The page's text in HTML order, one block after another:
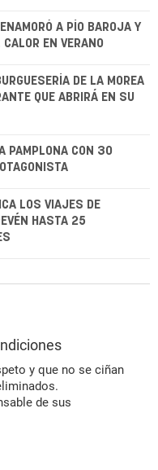
A PÍO BAROJA Y
EN VERANO
DE LA MOREA
QUE ABRIRÁ EN SU
PAMPLONA CON 30
LOS VIAJES DE
HASTA 25
y que no se ciñan
de sus